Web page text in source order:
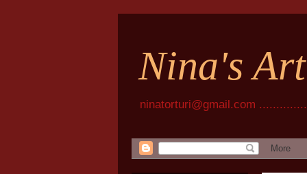
Nina's
ninatorturi@gmail.com